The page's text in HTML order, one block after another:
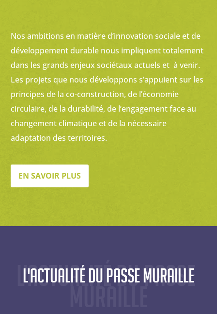
Nos ambitions en matière d’innovation sociale et de
développement durable nous impliquent totalement
dans les grands enjeux sociétaux actuels et à venir.
Les projets que nous développons s’appuient sur les
principes de la co-construction, de l’économie
circulaire, de la durabilité, de l’engagement face au
changement climatique et de la nécessaire
adaptation des territoires.
EN SAVOIR PLUS
L'actualité du Passe
L'actualité du Passe Muraille